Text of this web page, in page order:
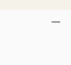
120° Verfügbare Durchmesser: 4 - 110 mm